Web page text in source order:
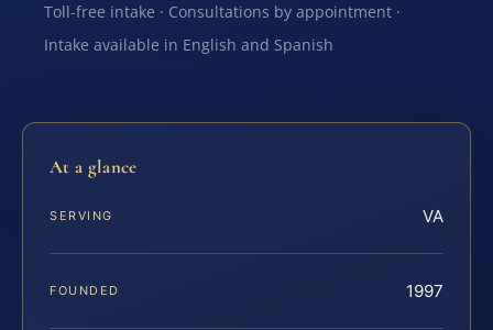
Toll-free intake · Consultations by appointment ·
Intake available in English and Spanish
At a glance
SERVING VA
FOUNDED 1997